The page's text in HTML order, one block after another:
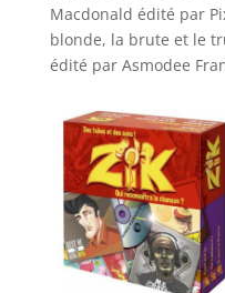
Macdonald édité par
blonde, la brute et le
édité par Asmodee